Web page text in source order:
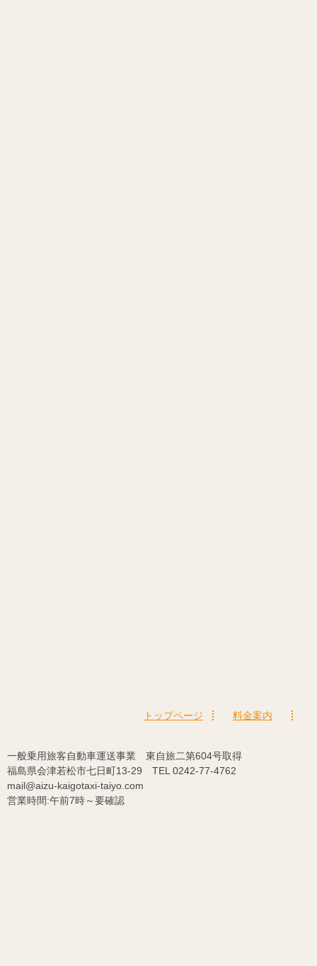
トップページ 料金案内
一般乗用旅客自動車運送事業 東自旅二第604号取得
福島県会津若松市七日町13-29 TEL 0242-77-4762
mail@aizu-kaigotaxi-taiyo.com
営業時間:午前7時～要確認